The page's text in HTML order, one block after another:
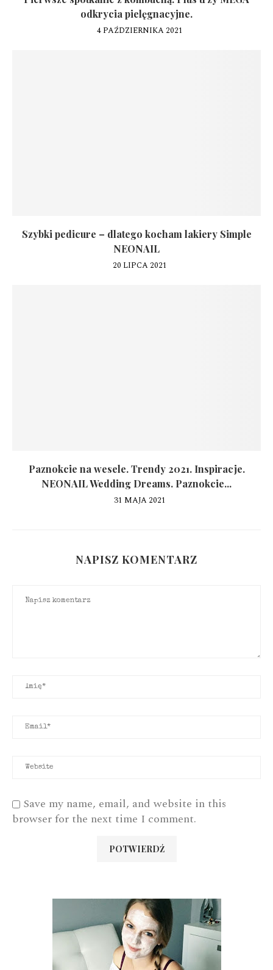
odkrycia pielęgnacyjne.
4 PAŹDZIERNIKA 2021
Szybki pedicure – dlatego kocham lakiery Simple
NEONAIL
20 LIPCA 2021
Paznokcie na wesele. Trendy 2021. Inspiracje.
NEONAIL Wedding Dreams. Paznokcie...
31 MAJA 2021
NAPISZ KOMENTARZ
Save my name, email, and website in this
browser for the next time I comment.